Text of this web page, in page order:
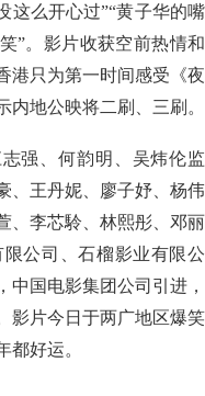
这么开心过”“黄子华的嘴
”。影片收获空前热情和
港只为第一时间感受《夜
内地公映将二刷、三刷。
强、何韵明、吴炜伦监
、王丹妮、廖子妤、杨伟
、李芯駖、林熙彤、邓丽
公司、石榴影业有限公
中国电影集团公司引进，
影片今日于两广地区爆笑
都好运。